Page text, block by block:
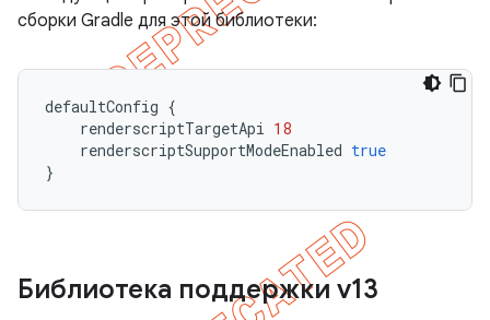
сборки Gradle для этой библиотеки:
defaultConfig {
renderscriptTargetApi 18
renderscriptSupportModeEnabled true
}
Библиотека поддержки v13